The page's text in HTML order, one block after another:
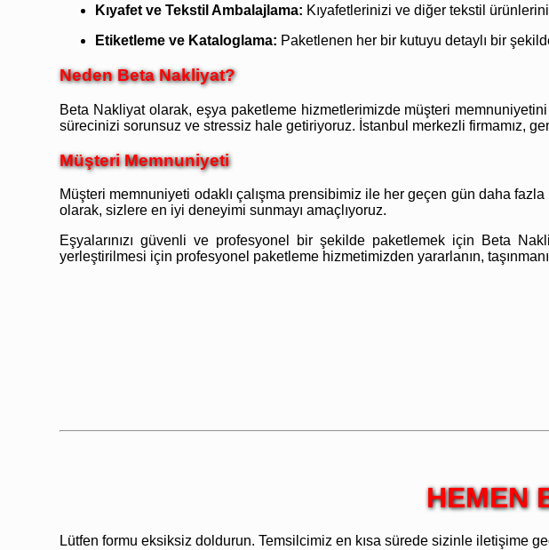
Kıyafet ve Tekstil Ambalajlama: Kıyafetlerinizi ve diğer tekstil
Etiketleme ve Kataloglama: Paketlenen her bir kutuyu detaylı bir
Neden Beta Nakliyat?
Beta Nakliyat olarak, eşya paketleme hizmetlerimizde müşteri
sürecinizi sorunsuz ve stressiz hale getiriyoruz. İstanbul merkezli firmamız,
Müşteri Memnuniyeti
Müşteri memnuniyeti odaklı çalışma prensibimiz ile her geçen gün daha
olarak, sizlere en iyi deneyimi sunmayı amaçlıyoruz.
Eşyalarınızı güvenli ve profesyonel bir şekilde paketlemek için Beta
yerleştirilmesi için profesyonel paketleme hizmetimizden yararlanın,
HEMEN
Lütfen formu eksiksiz doldurun. Temsilcimiz en kısa sürede sizinle iletişime